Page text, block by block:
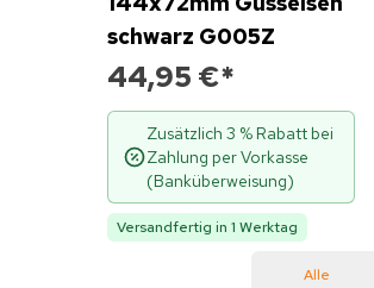
schwarz G005Z
44,95 €*
Zusätzlich 3 % Rabatt bei
Zahlung per Vorkasse
(Banküberweisung)
Versandfertig in 1 Werktag
Alle